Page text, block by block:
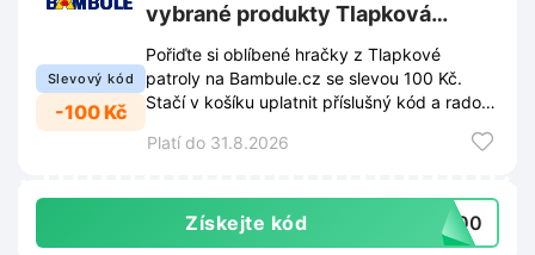
Slevový kód
-100 Kč
vybrané produkty Tlapková
patrola na Bambule.cz
Pořiďte si oblíbené hračky z Tlapkové
patroly na Bambule.cz se slevou 100 Kč.
Stačí v košíku uplatnit příslušný kód a radost
Platí do 31.8.2026
Získejte kód A100